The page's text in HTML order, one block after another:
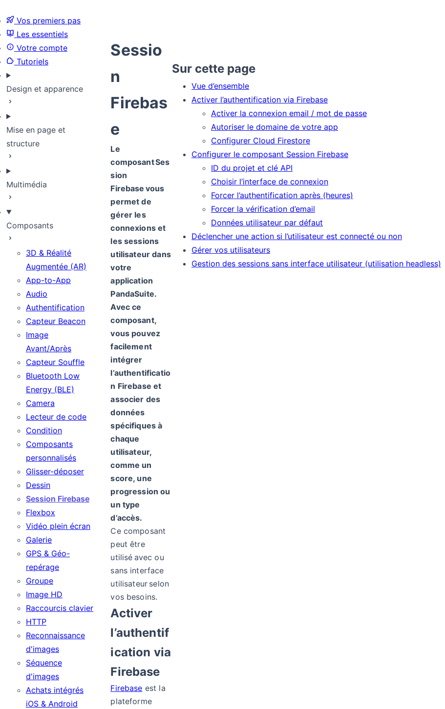
Vos premiers pas
Les essentiels
Votre compte
Tutoriels
Design et apparence
Mise en page et
structure
Multimédia
Composants
3D & Réalité
Augmentée (AR)
App-to-App
Audio
Authentification
Capteur Beacon
Image
Avant/Après
Capteur Souffle
Bluetooth Low
Energy (BLE)
Camera
Lecteur de code
Condition
Composants
personnalisés
Glisser-déposer
Dessin
Session Firebase
Flexbox
Vidéo plein écran
Galerie
GPS & Géo-
repérage
Groupe
Image HD
Raccourcis clavier
HTTP
Reconnaissance
d'images
Séquence
d'images
Achats intégrés
iOS & Android
Sur cette page
Vue d’ensemble
Activer l’authentification via Firebase
Activer la connexion email / mot de passe
Autoriser le domaine de votre app
Configurer Cloud Firestore
Configurer le composant Session Firebase
ID du projet et clé API
Choisir l’interface de connexion
Forcer l’authentification après (heures)
Forcer la vérification d’email
Données utilisateur par défaut
Déclencher une action si l’utilisateur est connecté ou non
Gérer vos utilisateurs
Gestion des sessions sans interface utilisateur (utilisation headless)
Sessio
n
Firebas
e
Le
composant Ses
sion
Firebase vous
permet de
gérer les
connexions et
les sessions
utilisateur dans
votre
application
PandaSuite.
Avec ce
composant,
vous pouvez
facilement
intégrer
l’authentificatio
n Firebase et
associer des
données
spécifiques à
chaque
utilisateur,
comme un
score, une
progression ou
un type
d’accès.
Ce composant
peut être
utilisé avec ou
sans interface
utilisateur selon
vos besoins.
Activer
l’authentif
ication via
Firebase
Firebase est la
plateforme